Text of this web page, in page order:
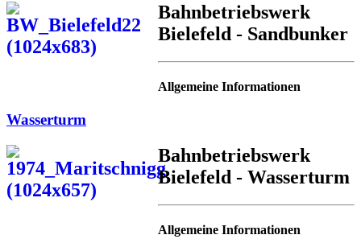
Bahnbetriebswerk
Bielefeld - Sandbunker
Allgemeine Informationen
Wasserturm
Bahnbetriebswerk
Bielefeld - Wasserturm
Allgemeine Informationen